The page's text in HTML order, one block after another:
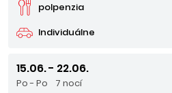
Individuálne
polpenzia
15.06. - 22.06.
Po - Po 7 nocí